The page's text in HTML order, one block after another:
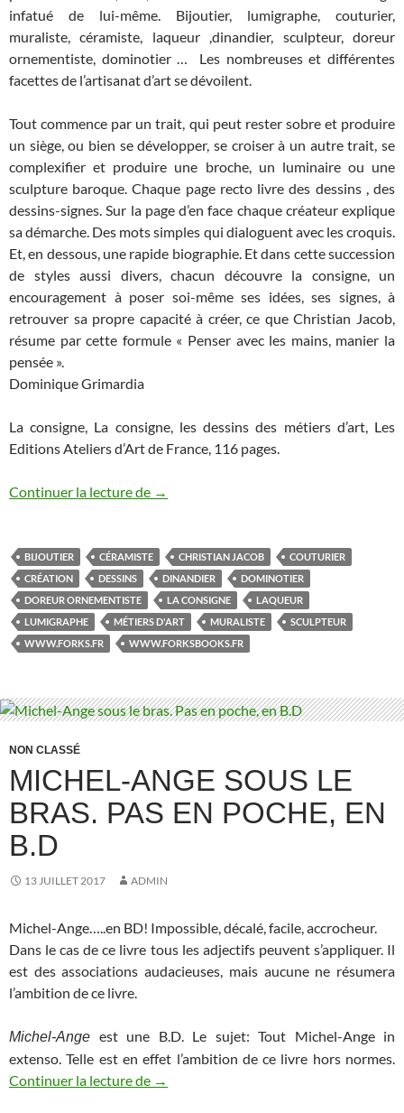
infatué de lui-même. Bijoutier, lumigraphe, couturier,
muraliste, céramiste, laqueur ,dinandier, sculpteur, doreur
ornementiste, dominotier … Les nombreuses et différentes
facettes de l’artisanat d’art se dévoilent.
Tout commence par un trait, qui peut rester sobre et produire
un siège, ou bien se développer, se croiser à un autre trait, se
complexifier et produire une broche, un luminaire ou une
sculpture baroque. Chaque page recto livre des dessins , des
dessins-signes. Sur la page d’en face chaque créateur explique
sa démarche. Des mots simples qui dialoguent avec les croquis.
Et, en dessous, une rapide biographie. Et dans cette succession
de styles aussi divers, chacun découvre la consigne, un
encouragement à poser soi-même ses idées, ses signes, à
retrouver sa propre capacité à créer, ce que Christian Jacob,
résume par cette formule « Penser avec les mains, manier la
pensée ».
Dominique Grimardia
La consigne, La consigne, les dessins des métiers d’art, Les
Editions Ateliers d’Art de France, 116 pages.
Continuer la lecture de LA CONSIGNE
→
BIJOUTIER CÉRAMISTE CHRISTIAN JACOB
COUTURIER
CRÉATION
DESSINS DINANDIER
DOMINOTIER
DOREUR ORNEMENTISTE
LA CONSIGNE
LAQUEUR
LUMIGRAPHE
MÉTIERS D'ART MURALISTE
SCULPTEUR
WWW.FORKS.FR
WWW.FORKSBOOKS.FR
NON CLASSÉ
MICHEL-ANGE SOUS LE
BRAS. PAS EN POCHE, EN
B.D
13 JUILLET 2017 ADMIN
Michel-Ange…..en BD! Impossible, décalé, facile, accrocheur.
Dans le cas de ce livre tous les adjectifs peuvent s’appliquer. Il
est des associations audacieuses, mais aucune ne résumera
l’ambition de ce livre.
Michel-Ange est une B.D. Le sujet: Tout Michel-Ange in
extenso. Telle est en effet l’ambition de ce livre hors normes.
Continuer la lecture de Michel-Ange sous le bras. Pas en poche,
→